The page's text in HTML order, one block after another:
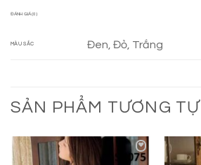
ĐÁNH GIÁ (0)
MÀU SẮC Đen, Đỏ, Trắng
SẢN PHẨM TƯƠNG TỰ
Add to
wishlist